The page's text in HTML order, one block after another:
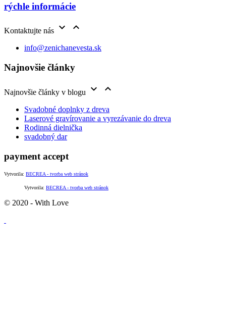
rýchle informácie
Kontaktujte nás  
info@zenichanevesta.sk
Najnovšie články
Najnovšie články v blogu  
Svadobné doplnky z dreva
Laserové gravírovanie a vyrezávanie do dreva
Rodinná dielnička
svadobný dar
payment accept
Vytvorila: BECREA - tvorba web stránok
Vytvorila: BECREA - tvorba web stránok
© 2020 - With Love